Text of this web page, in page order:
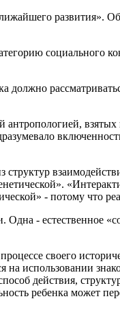
развития».
социального
должно
- потому что
- естественное
своего
использовании
действия,
ребенка может